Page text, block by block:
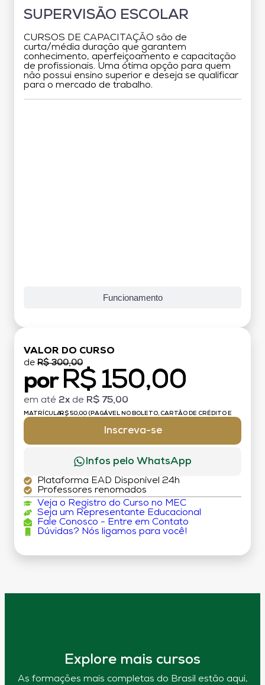
SUPERVISÃO ESCOLAR
CURSOS DE CAPACITAÇÃO são de
curta/média duração que garantem
conhecimento, aperfeiçoamento e capacitação
de profissionais. Uma ótima opção para quem
não possui ensino superior e deseja se qualificar
para o mercado de trabalho.
Funcionamento
VALOR DO CURSO
de R$ 300,00
por R$ 150,00
em até 2x de R$ 75,00
MATRÍCULA:R$ 50,00 (PAGÁVEL NO BOLETO, CARTÃO DE CRÉDITO E
Inscreva-se
Infos pelo WhatsApp
Plataforma EAD Disponível 24h
Professores renomados
Veja o Registro do Curso no MEC
Seja um Representante Educacional
Fale Conosco - Entre em Contato
Dúvidas? Nós ligamos para você!
Explore mais cursos
As formações mais completas do Brasil estão aqui,